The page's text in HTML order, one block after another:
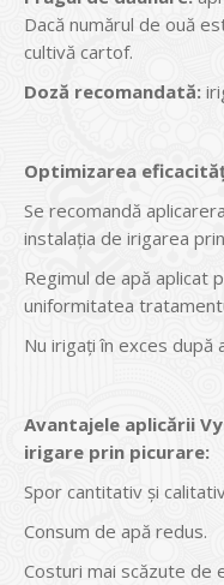
Dacă numărul de ouă
cultivă cartof.
Doză recomandată:
Optimizarea
Se recomandă
instalaţia de irigarea
Regimul de apă aplicat
uniformitatea
Nu irigaţi în exces după
Avantajele aplicării
irigare prin picurare:
Spor cantitativ și
Consum de apă redus.
Costuri mai scăzute de